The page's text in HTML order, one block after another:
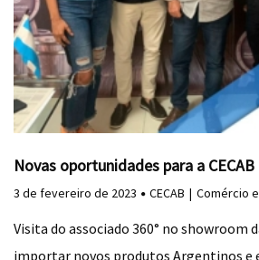
Novas oportunidades para a CECAB
3 de fevereiro de 2023 CECAB Comércio
Visita do associado 360° no showroom
importar novos produtos Argentinos e